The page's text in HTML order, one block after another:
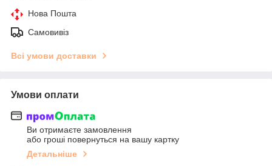
Нова Пошта
Самовивіз
Всі умови доставки
Умови оплати
Ви отримаєте замовлення
або гроші повернуться на вашу картку
Детальніше